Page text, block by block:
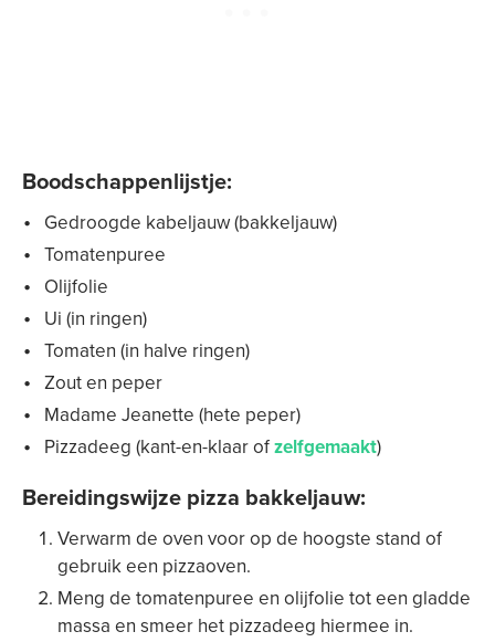
Boodschappenlijstje:
Gedroogde kabeljauw (bakkeljauw)
Tomatenpuree
Olijfolie
Ui (in ringen)
Tomaten (in halve ringen)
Zout en peper
Madame Jeanette (hete peper)
Pizzadeeg (kant-en-klaar ofzelfgemaakt)
Bereidingswijze pizza bakkeljauw:
Verwarm de oven voor op de hoogste stand of
gebruik een pizzaoven.
Meng de tomatenpuree en olijfolie tot een gladde
massa en smeer het pizzadeeg hiermee in.